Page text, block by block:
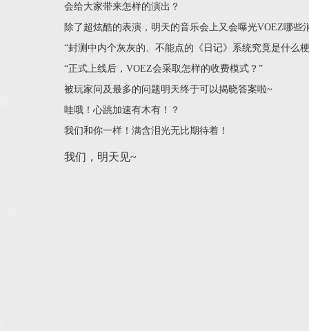
会给大家带来怎样的演出？
除了超炫酷的表演，明天的音乐会上又会曝光VOEZ哪些
“封测中内个灰灰的、不能点的《日记》系统究竟是什么
“正式上线后，VOEZ会采取怎样的收费模式？”
被玩家问及最多的问题明天终于可以揭晓答案啦~
哇哦！心跳加速有木有！？
我们和你一样！满含泪光无比期待着！
我们，明天见~